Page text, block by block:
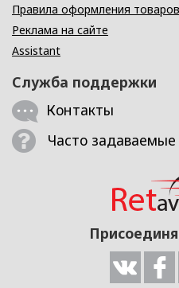
Правила оформления
Реклама на сайте
Assistant
Служба поддержки
Контакты
Часто